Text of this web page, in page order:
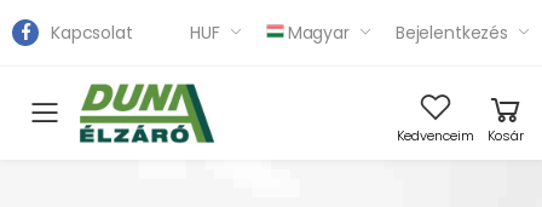
Kapcsolat HUF Magyar Bejelentkezés
Toggle mobile menu Kedvenceim Kosár